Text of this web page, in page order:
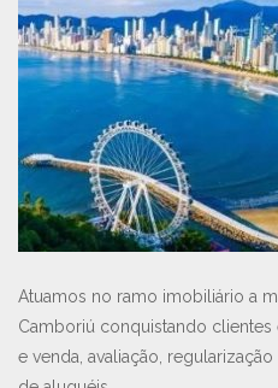
Atuamos no ramo imobiliário a
Camboriú conquistando
e venda, avaliação,